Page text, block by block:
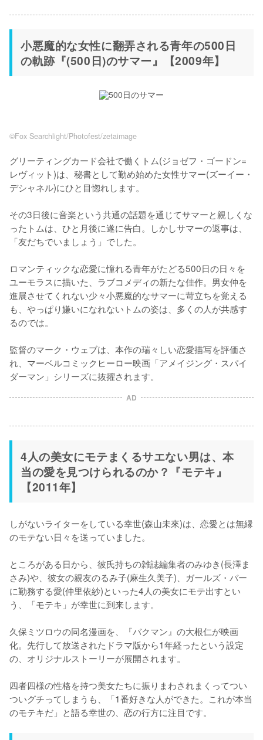
小悪魔的な女性に翻弄される青年の500日
の軌跡『(500日)のサマー』【2009年】
©︎Fox Searchlight/Photofest/zetaimage
グリーティングカード会社で働くトム(ジョゼフ・ゴードン=
レヴィット)は、秘書として勤め始めた女性サマー(ズーイー・
デシャネル)にひと目惚れします。
その3日後に音楽という共通の話題を通じてサマーと親しくな
ったトムは、ひと月後に遂に告白。しかしサマーの返事は、
「友だちでいましょう」でした。
ロマンティックな恋愛に憧れる青年がたどる500日の日々を
ユーモラスに描いた、ラブコメディの新たな佳作。男女仲を
進展させてくれない少々小悪魔的なサマーに苛立ちを覚える
も、やっぱり嫌いになれないトムの姿は、多くの人が共感す
るのでは。
監督のマーク・ウェブは、本作の瑞々しい恋愛描写を評価さ
れ、マーベルコミックヒーロー映画「アメイジング・スパイ
ダーマン」シリーズに抜擢されます。
AD
4人の美女にモテまくるサエない男は、本
当の愛を見つけられるのか？『モテキ』
【2011年】
しがないライターをしている幸世(森山未來)は、恋愛とは無縁
のモテない日々を送っていました。
ところがある日から、彼氏持ちの雑誌編集者のみゆき(長澤ま
さみ)や、彼女の親友のるみ子(麻生久美子)、ガールズ・バー
に勤務する愛(仲里依紗)といった4人の美女にモテ出すとい
う、「モテキ」が幸世に到来します。
久保ミツロウの同名漫画を、『バクマン』の大根仁が映画
化。先行して放送されたドラマ版から1年経ったという設定
の、オリジナルストーリーが展開されます。
四者四様の性格を持つ美女たちに振りまわされまくってつい
ついグチってしまうも、「1番好きな人ができた。これが本当
のモテキだ」と語る幸世の、恋の行方に注目です。